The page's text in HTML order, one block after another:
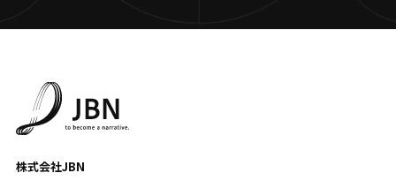
株式会社JBN